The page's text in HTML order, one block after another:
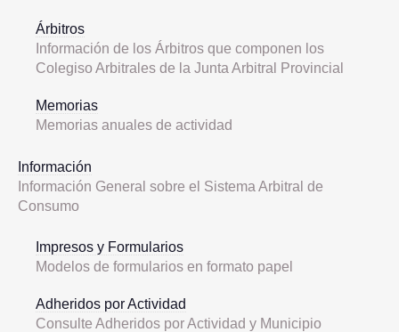
Árbitros
Información de los Árbitros que componen los
Colegiso Arbitrales de la Junta Arbitral Provincial
Memorias
Memorias anuales de actividad
Información
Información General sobre el Sistema Arbitral de
Consumo
Impresos y Formularios
Modelos de formularios en formato papel
Adheridos por Actividad
Consulte Adheridos por Actividad y Municipio